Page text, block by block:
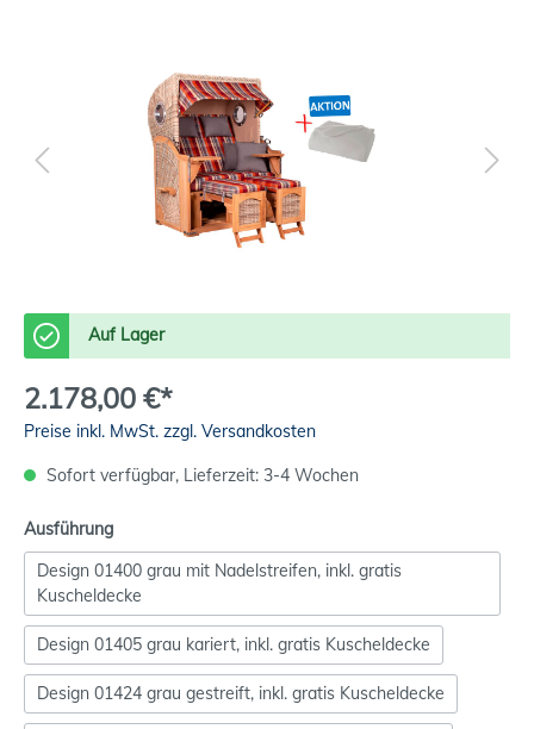
Auf Lager
2.178,00 €*
Preise inkl. MwSt. zzgl. Versandkosten
Sofort verfügbar, Lieferzeit: 3-4 Wochen
Ausführung
Design 01400 grau mit Nadelstreifen, inkl. gratis
Kuscheldecke
Design 01405 grau kariert, inkl. gratis Kuscheldecke
Design 01424 grau gestreift, inkl. gratis Kuscheldecke